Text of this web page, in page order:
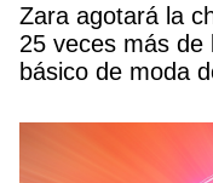
Zara agotará la
25 veces más de
básico de moda